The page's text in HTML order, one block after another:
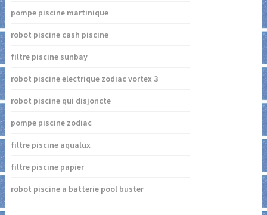
pompe piscine martinique
robot piscine cash piscine
filtre piscine sunbay
robot piscine electrique zodiac vortex 3
robot piscine qui disjoncte
pompe piscine zodiac
filtre piscine aqualux
filtre piscine papier
robot piscine a batterie pool buster